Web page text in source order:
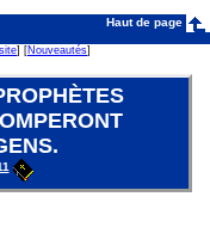
Haut de page
] [Nouveautés]